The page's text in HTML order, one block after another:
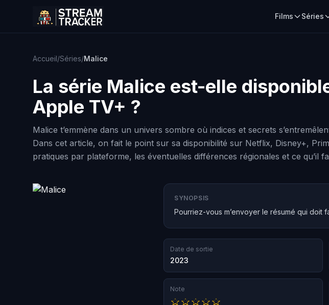
Films Séries
Accueil/Séries/Malice
La série Malice est-elle
Apple TV+ ?
Malice t’emmène dans un univers sombre où indices et secrets
Dans cet article, on fait le point sur sa disponibilité sur Netflix, Disney+,
pratiques par plateforme, les éventuelles différences régionales et ce
SYNOPSIS
Pourriez-vous m’envoyer le résumé qui doit
Date de sortie
2023
Note